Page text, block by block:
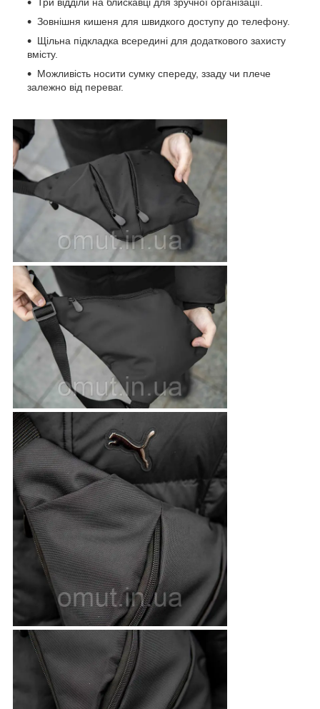
Три відділи на блискавці для зручної організації.
Зовнішня кишеня для швидкого доступу до телефону.
Щільна підкладка всередині для додаткового захисту
вмісту.
Можливість носити сумку спереду, ззаду чи плече
залежно від переваг.